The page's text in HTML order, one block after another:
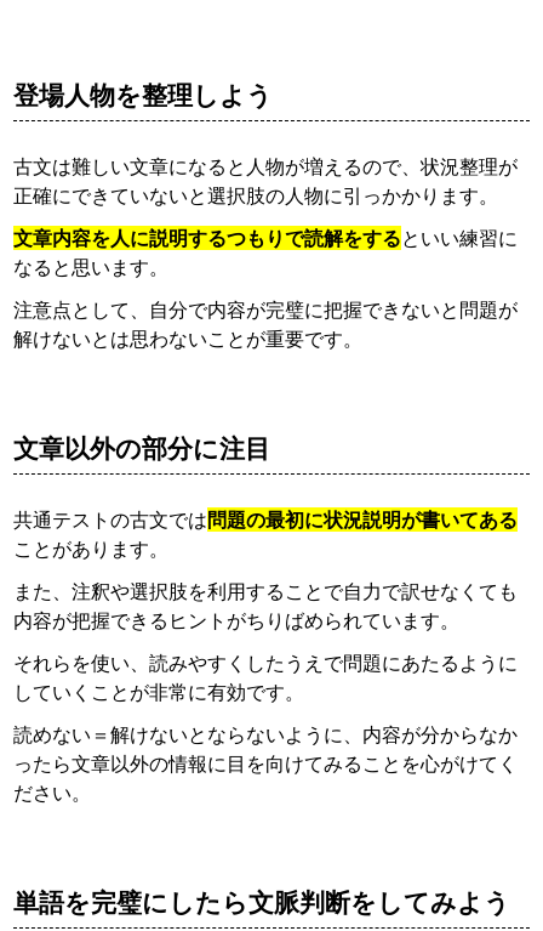
登場人物を整理しよう
古文は難しい文章になると人物が増えるので、状況整理が
正確にできていないと選択肢の人物に引っかかります。
文章内容を人に説明するつもりで読解をするといい練習に
なると思います。
注意点として、自分で内容が完璧に把握できないと問題が
解けないとは思わないことが重要です。
文章以外の部分に注目
共通テストの古文では問題の最初に状況説明が書いてある
ことがあります。
また、注釈や選択肢を利用することで自力で訳せなくても
内容が把握できるヒントがちりばめられています。
それらを使い、読みやすくしたうえで問題にあたるように
していくことが非常に有効です。
読めない＝解けないとならないように、内容が分からなか
ったら文章以外の情報に目を向けてみることを心がけてく
ださい。
単語を完璧にしたら文脈判断をしてみよう